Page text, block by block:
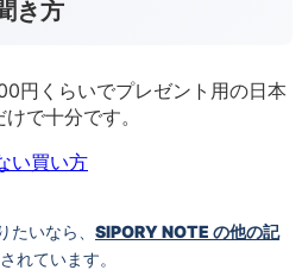
き方
円くらいでプレゼント用の日本
で十分です。
い買い方
いなら、 SIPORY NOTE の他の記
れています。